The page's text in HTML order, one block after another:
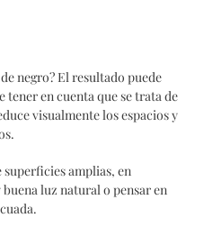
negro? El resultado puede
en cuenta que se trata de
visualmente los espacios y
.
amplias, en
luz natural o pensar en